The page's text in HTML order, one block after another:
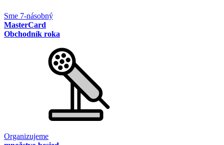
Sme 7-násobný
MasterCard
Obchodník roka
Organizujeme